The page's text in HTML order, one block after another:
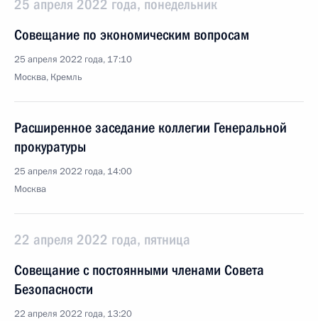
25 апреля 2022 года, понедельник
Совещание по экономическим вопросам
25 апреля 2022 года, 17:10
Москва, Кремль
Расширенное заседание коллегии Генеральной
прокуратуры
25 апреля 2022 года, 14:00
Москва
22 апреля 2022 года, пятница
Совещание с постоянными членами Совета
Безопасности
22 апреля 2022 года, 13:20